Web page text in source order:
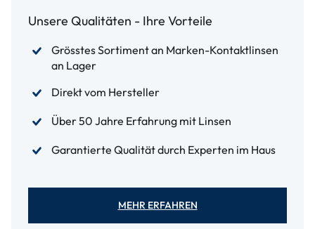
Unsere Qualitäten - Ihre Vorteile
Grösstes Sortiment an Marken-Kontaktlinsen
an Lager
Direkt vom Hersteller
Über 50 Jahre Erfahrung mit Linsen
Garantierte Qualität durch Experten im Haus
MEHR ERFAHREN